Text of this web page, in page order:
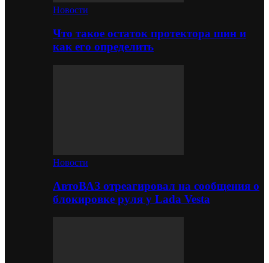
Новости
Что такое остаток протектора шин и
как его определить
Новости
АвтоВАЗ отреагировал на сообщения о
блокировке руля у Lada Vesta